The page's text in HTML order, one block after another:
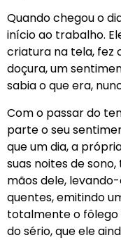
Quando chegou o
início ao trabalho.
criatura na tela, fez
doçura, um
sabia o que era,
Com o passar do
parte o seu
que um dia, a
suas noites de
mãos dele,
quentes, emitindo
totalmente o
do sério, que ele